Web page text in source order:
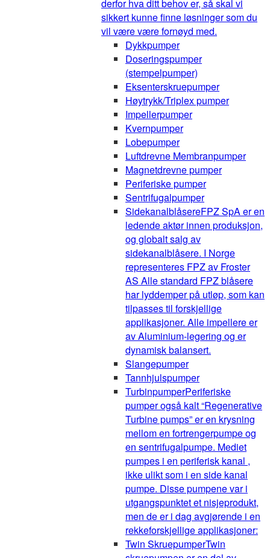
derfor hva ditt behov er, så skal vi
sikkert kunne finne løsninger som du
vil være være fornøyd med.
Dykkpumper
Doseringspumper
(stempelpumper)
Eksenterskruepumper
Høytrykk/Triplex pumper
Impellerpumper
Kvernpumper
Lobepumper
Luftdrevne Membranpumper
Magnetdrevne pumper
Periferiske pumper
Sentrifugalpumper
SidekanalblåsereFPZ SpA er en
ledende aktør innen produksjon,
og globalt salg av
sidekanalblåsere. I Norge
representeres FPZ av Froster
AS Alle standard FPZ blåsere
har lyddemper på utløp, som kan
tilpasses til forskjellige
applikasjoner. Alle impellere er
av Aluminium-legering og er
dynamisk balansert.
Slangepumper
Tannhjulspumper
TurbinpumperPeriferiske
pumper også kalt “Regenerative
Turbine pumps” er en krysning
mellom en fortrengerpumpe og
en sentrifugalpumpe. Mediet
pumpes i en periferisk kanal ,
ikke ulikt som i en side kanal
pumpe. Disse pumpene var i
utgangspunktet et nisjeprodukt,
men de er i dag avgjørende i en
rekkeforskjellige applikasjoner:
Twin SkruepumperTwin